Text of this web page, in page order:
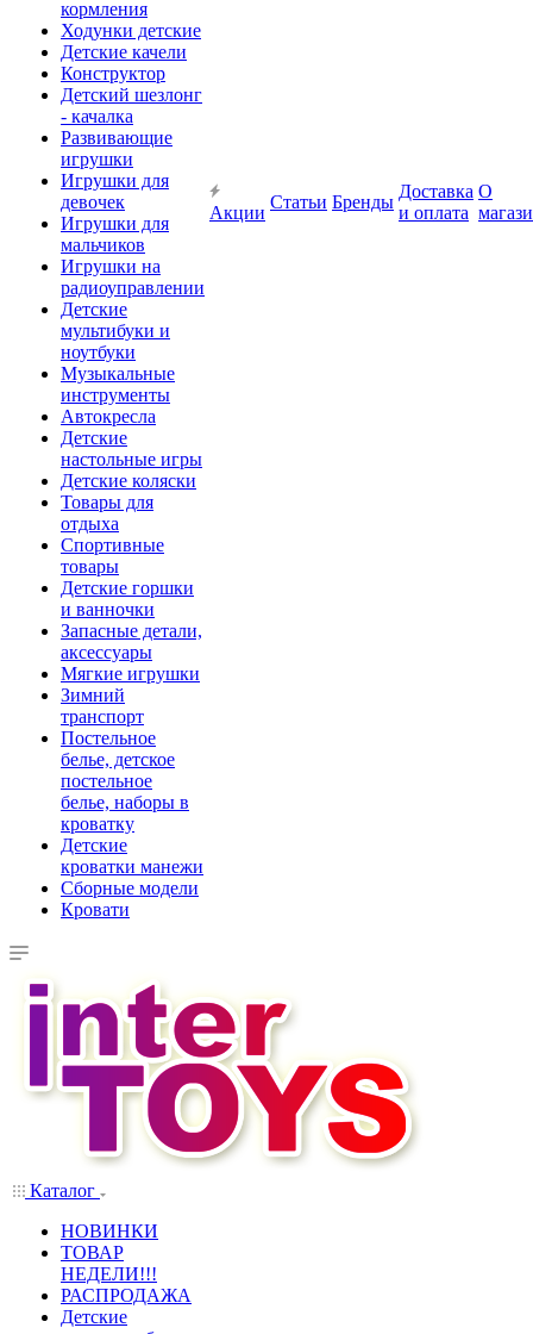
кормления
Ходунки детские
Детские качели
Конструктор
Детский шезлонг
- качалка
Развивающие
игрушки
Игрушки для
девочек
Игрушки для
мальчиков
Игрушки на
радиоуправлении
Детские
мультибуки и
ноутбуки
Музыкальные
инструменты
Автокресла
Детские
настольные игры
Детские коляски
Товары для
отдыха
Спортивные
товары
Детские горшки
и ванночки
Запасные детали,
аксессуары
Мягкие игрушки
Зимний
транспорт
Постельное
белье, детское
постельное
белье, наборы в
кроватку
Детские
кроватки манежи
Сборные модели
Кровати
Акции
Статьи Бренды
Доставка
и оплата
О
Каталог
НОВИНКИ
ТОВАР
НЕДЕЛИ!!!
РАСПРОДАЖА
Детские